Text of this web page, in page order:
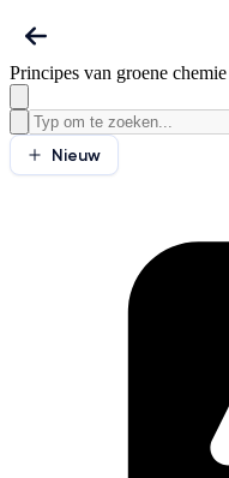
Principes van groene chemie
Nieuw